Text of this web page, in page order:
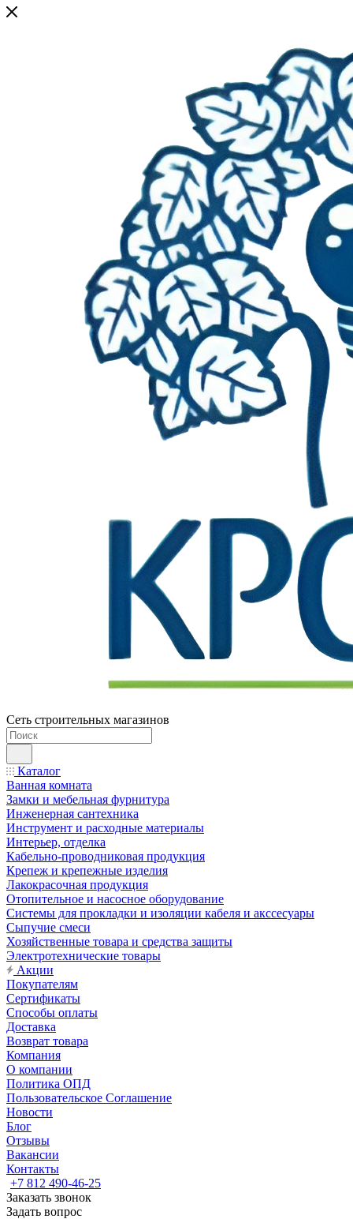
Сеть строительных магазинов
Каталог
Ванная комната
Замки и мебельная фурнитура
Инженерная сантехника
Инструмент и расходные материалы
Интерьер, отделка
Кабельно-проводниковая продукция
Крепеж и крепежные изделия
Лакокрасочная продукция
Отопительное и насосное оборудование
Системы для прокладки и изоляции кабеля и акссесуары
Сыпучие смеси
Хозяйственные товара и средства защиты
Электротехнические товары
Акции
Покупателям
Сертификаты
Способы оплаты
Доставка
Возврат товара
Компания
О компании
Политика ОПД
Пользовательское Соглашение
Новости
Блог
Отзывы
Вакансии
Контакты
+7 812 490-46-25
Заказать звонок
Задать вопрос